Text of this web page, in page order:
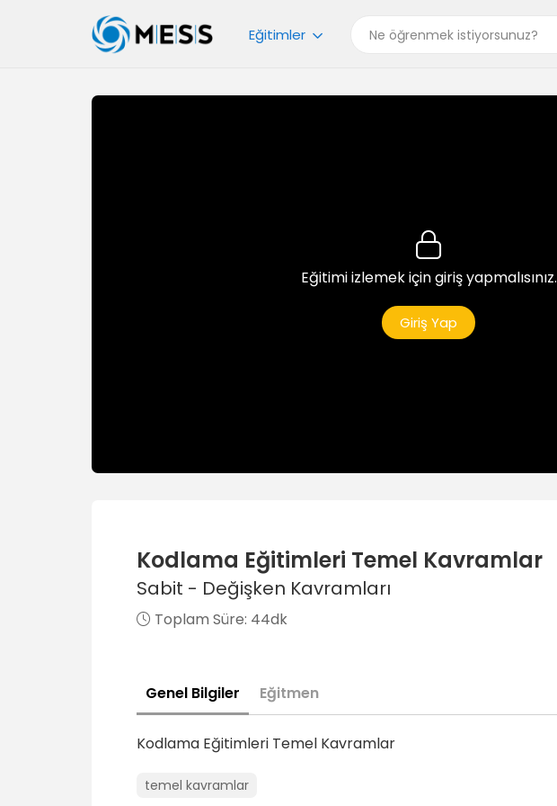
Eğitimler
Eğitimi izlemek için giriş yapmalısınız.
Giriş Yap
Kodlama Eğitimleri Temel Kavramlar
Sabit - Değişken Kavramları
Toplam Süre: 44dk
Genel Bilgiler Eğitmen
Kodlama Eğitimleri Temel Kavramlar
temel kavramlar